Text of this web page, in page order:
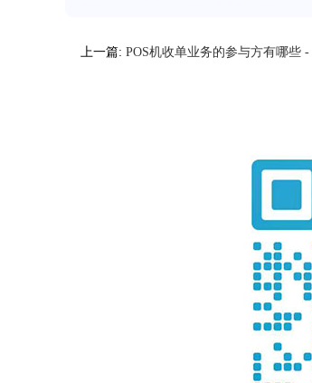
上一篇: POS机收单业务的参与方有哪些 -